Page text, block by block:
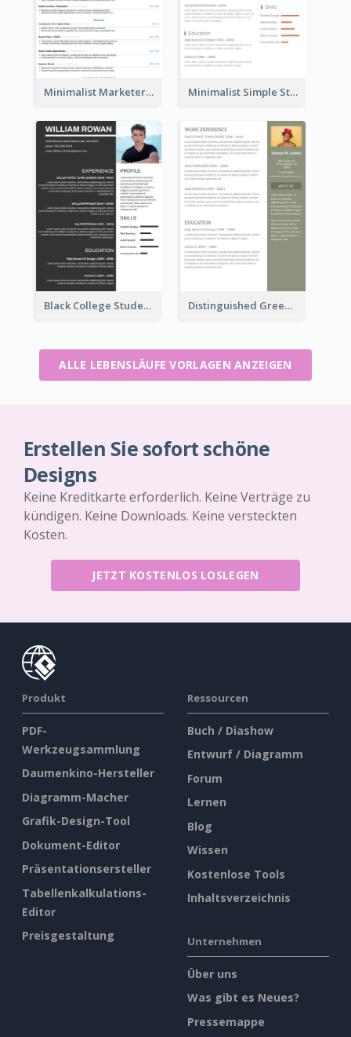
Minimalist Marketer Resume Minimalist Simple Student Resume
Black College Student Resume Distinguished Green Vintage Resume
ALLE LEBENSLÄUFE VORLAGEN ANZEIGEN
Erstellen Sie sofort schöne
Designs
Keine Kreditkarte erforderlich. Keine Verträge zu
kündigen. Keine Downloads. Keine versteckten
Kosten.
JETZT KOSTENLOS LOSLEGEN
Produkt
PDF-
Werkzeugsammlung
Daumenkino-Hersteller
Diagramm-Macher
Grafik-Design-Tool
Dokument-Editor
Präsentationsersteller
Tabellenkalkulations-
Editor
Preisgestaltung
Ressourcen
Buch / Diashow
Entwurf / Diagramm
Forum
Lernen
Blog
Wissen
Kostenlose Tools
Inhaltsverzeichnis
Unternehmen
Über uns
Was gibt es Neues?
Pressemappe